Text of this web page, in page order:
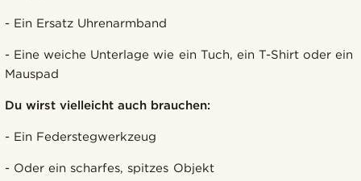
- Ein Ersatz Uhrenarmband
- Eine weiche Unterlage wie ein Tuch, ein T-Shirt oder ein
Mauspad
Du wirst vielleicht auch brauchen:
- Ein Federstegwerkzeug
- Oder ein scharfes, spitzes Objekt